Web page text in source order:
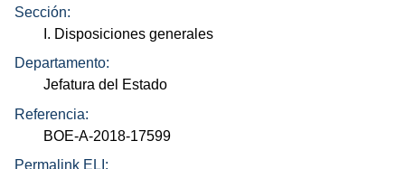
Sección:
I. Disposiciones generales
Departamento:
Jefatura del Estado
Referencia:
BOE-A-2018-17599
Permalink ELI: